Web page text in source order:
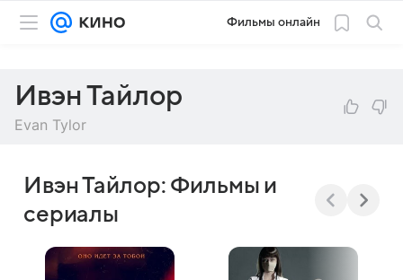
Фильмы онлайн
Ивэн Тайлор
Evan Tylor
Ивэн Тайлор: Фильмы и
сериалы